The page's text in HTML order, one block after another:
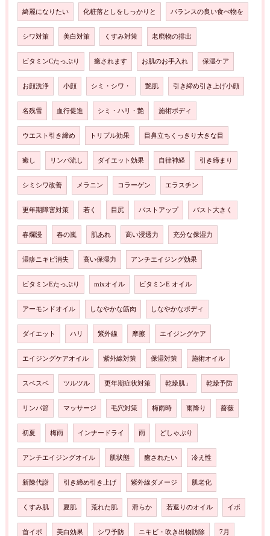
綺麗になりたい 化粧落としをしっかりと バランスの良い食べ物を
シワ対策 美白対策 くすみ対策 老廃物の排出
ビタミンCたっぷり 癒されます お肌のお手入れ 保湿ケア
お顔洗浄 小顔 シミ・シワ・ 艶肌 引き締め引き上げ小顔
名残雪 血行促進 シミ・ハリ・艶 施術ボディ
ウエスト引き締め トリプル効果 目鼻立ちくっきり大きな目
癒し リンパ流し ダイエット効果 自律神経 引き締まり
シミシワ改善 メラニン コラーゲン エラスチン
更年期障害対策 若く 目尻 バストアップ バスト大きく
春爛漫 春の嵐 肌あれ 高い浸透力 充分な保湿力
湿疹ニキビ消失 高い保湿力 アンチエイジング効果
ビタミンEたっぷり mixオイル ビタミンE オイル
アーモンドオイル しなやかな筋肉 しなやかなボディ
ダイエット ハリ 紫外線 摩擦 エイジングケア
エイジングケアオイル 紫外線対策 保湿対策 施術オイル
スベスベ ツルツル 更年期症状対策 乾燥肌」 乾燥予防
リンパ節 マッサージ 毛穴対策 梅雨時 雨降り 薔薇
初夏 梅雨 インナードライ 雨 どしゃぶり
アンチエイジングオイル 肌状態 癒されたい 冷え性
新陳代謝 引き締め引き上げ 紫外線ダメージ 肌老化
くすみ肌 夏肌 荒れた肌 滑らか 若返りのオイル イボ
首イボ 美白効果 シワ予防 ニキビ・吹き出物防除 7月